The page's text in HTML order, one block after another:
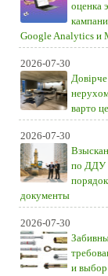
оценка
Google Analytics и
2026-07-30
варто
2026-07-30
по ДДУ
документы
2026-07-30
и выбор